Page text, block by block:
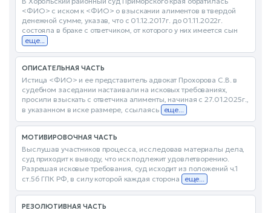
<ФИО> с иском к <ФИО> о взыскании алиментов в твердой
денежной сумме, указав, что с 01.12.2017г. до 01.11.2022г.
состояла в браке с ответчиком, от которого у них имеется сын
еще...
ОПИСАТЕЛЬНАЯ ЧАСТЬ
Истица <ФИО> и ее представитель адвокат Прохорова С.В. в
судебном заседании настаивали на исковых требованиях,
просили взыскать с ответчика алименты, начиная с 27.01.2025г.,
в указанном в иске размере, ссылаясь еще...
МОТИВИРОВОЧНАЯ ЧАСТЬ
Выслушав участников процесса, исследовав материалы дела,
суд приходит к выводу, что иск подлежит удовлетворению.
Разрешая исковые требования, суд исходит из положений ч.1
ст.56 ГПК РФ, в силу которой каждая сторона
еще...
РЕЗОЛЮТИВНАЯ ЧАСТЬ